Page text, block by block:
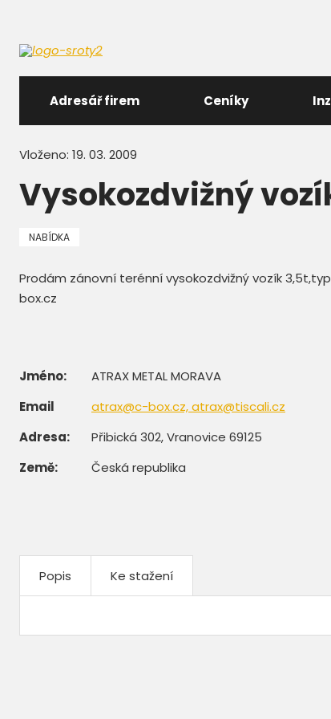
Adresář firem Ceníky
Vloženo: 19. 03. 2009
Vysokozdvižný
NABÍDKA
Prodám zánovní terénní vysokozdvižný vozík
box.cz
Jméno:
ATRAX METAL MORAVA
Email
atrax@c-box.cz, atrax@tiscali.cz
Adresa:
Přibická 302, Vranovice 69125
Země:
Česká republika
Popis Ke stažení